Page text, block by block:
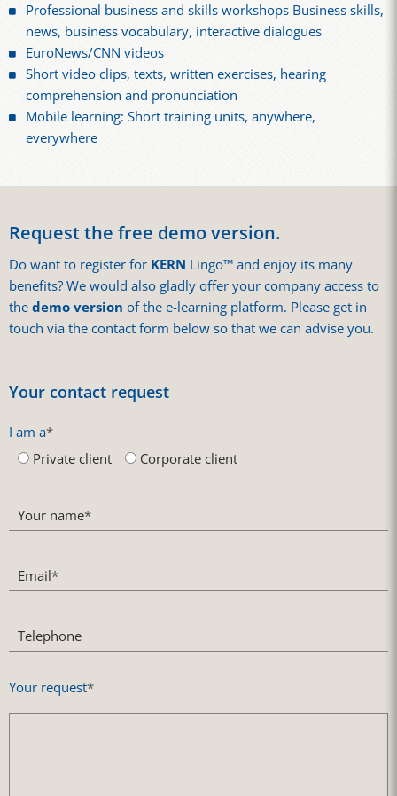
Professional business and skills workshops Business skills,
news, business vocabulary, interactive dialogues
EuroNews/CNN videos
Short video clips, texts, written exercises, hearing
comprehension and pronunciation
Mobile learning: Short training units, anywhere,
everywhere
Request the free demo version.
Do want to register for KERN Lingo™ and enjoy its many
benefits? We would also gladly offer your company access to
thedemo version of the e-learning platform. Please get in
touch via the contact form below so that we can advise you.
Your contact request
I am a*
Private client
Corporate client
Your name*
Email*
Telephone
Your request*